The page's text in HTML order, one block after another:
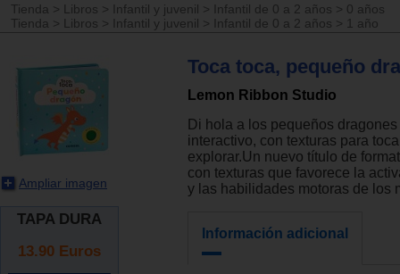
Tienda > Libros > Infantil y juvenil > Infantil de 0 a 2 años > 0 años
Tienda
> Libros > Infantil y juvenil > Infantil de 0 a 2 años > 1 año
Ampliar imagen
TAPA DURA
13.90 Euros
Toca toca, pequeño
Lemon Ribbon Studio
Di hola a los pequeños
interactivo, con texturas para
explorar.Un nuevo título de
con texturas que favorece la
y las habilidades motoras de los
Información adicional